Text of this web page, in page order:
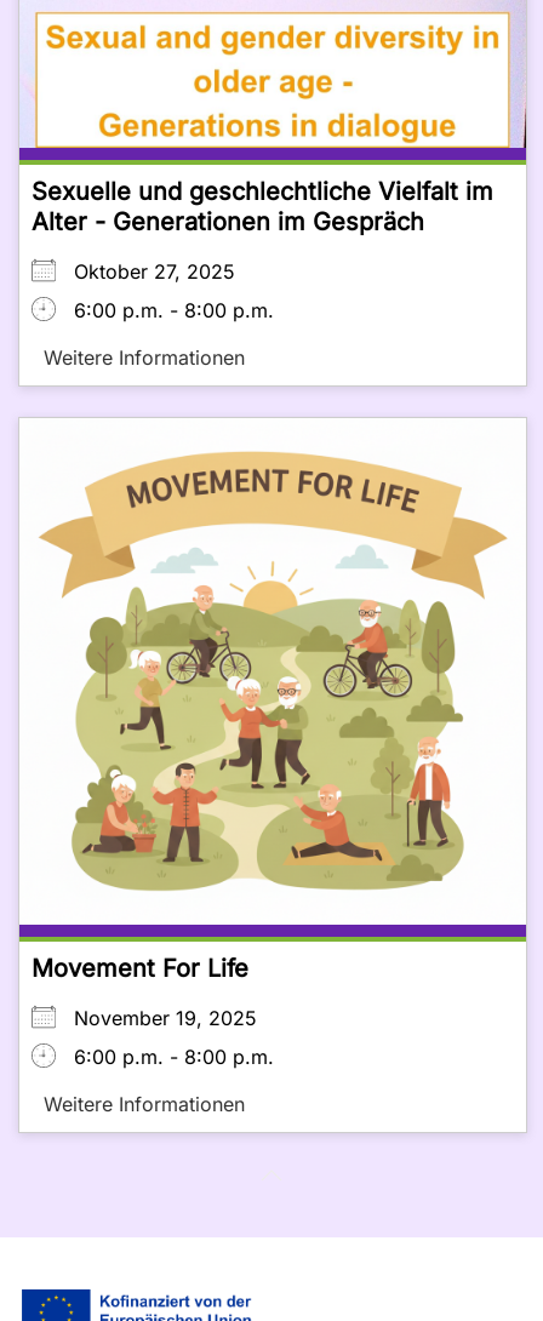
Sexuelle und geschlechtliche Vielfalt im
Alter - Generationen im Gespräch
Oktober 27, 2025
6:00 p.m. - 8:00 p.m.
Weitere Informationen
Movement For Life
November 19, 2025
6:00 p.m. - 8:00 p.m.
Weitere Informationen